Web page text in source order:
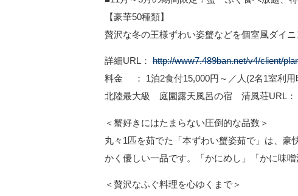
【豪華50種類】
贅沢な冬の王様ずわい姿蟹などを個室風ダイ
詳細URL： http://www7.489ban.net/v4/client/
料金 ： 1泊2食付15,000円～／人(2名1室利用
北陸最大級 庭園露天風呂の宿 清風荘URL：
＜蟹好きにはたまらない圧倒的な品数＞
丸々1匹を茹でた「本ずわい蟹姿茹で」は、
かく優しい一品です。「かにめし」「かに味
＜贅沢なふぐ料理を心ゆくまで＞